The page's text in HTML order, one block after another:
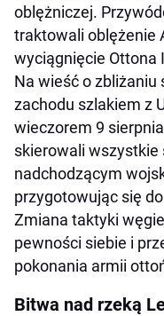
oblężniczej.
traktowali oblężenie
wyciągnięcie Ottona
Na wieść o zbliżaniu
zachodu szlakiem z
wieczorem 9
skierowali wszystkie
nadchodzącym
przygotowując się
Zmiana taktyki
pewności siebie i
pokonania armii
Bitwa nad rzeką